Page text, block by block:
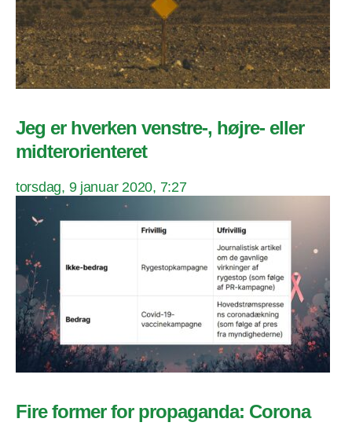
Jeg er hverken venstre-, højre- eller
midterorienteret
torsdag, 9 januar 2020, 7:27
Fire former for propaganda: Corona